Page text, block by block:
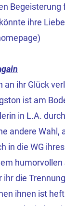
ihre
an ihr Glück
ist am
in L.A.
andere Wahl,
in die WG
die
ihnen ist